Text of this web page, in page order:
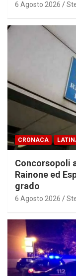
6 Agosto 2026
CRONACA
Concorsopoli
Rainone ed
grado
6 Agosto 2026